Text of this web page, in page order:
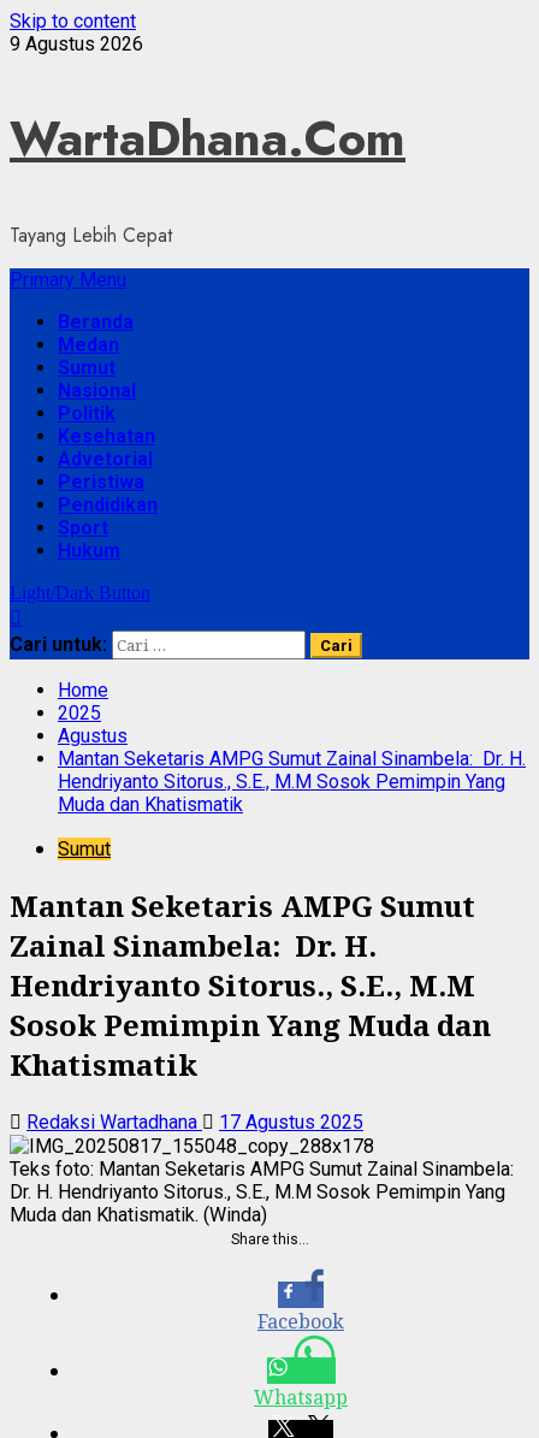
Skip to content
9 Agustus 2026
WartaDhana.Com
Tayang Lebih Cepat
Primary Menu
Beranda
Medan
Sumut
Nasional
Politik
Kesehatan
Advetorial
Peristiwa
Pendidikan
Sport
Hukum
Light/Dark Button
Cari untuk:
Home
2025
Agustus
Mantan Seketaris AMPG Sumut Zainal Sinambela: Dr. H.
Hendriyanto Sitorus., S.E., M.M Sosok Pemimpin Yang
Muda dan Khatismatik
Sumut
Mantan Seketaris AMPG Sumut
Zainal Sinambela: Dr. H.
Hendriyanto Sitorus., S.E., M.M
Sosok Pemimpin Yang Muda dan
Khatismatik
Redaksi Wartadhana 17 Agustus 2025
Teks foto: Mantan Seketaris AMPG Sumut Zainal Sinambela:
Dr. H. Hendriyanto Sitorus., S.E., M.M Sosok Pemimpin Yang
Muda dan Khatismatik. (Winda)
Share this…
Facebook
Whatsapp